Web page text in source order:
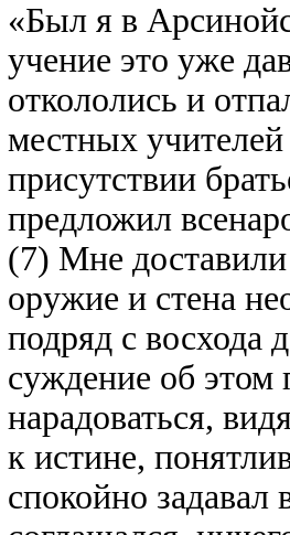
«Был я в
учение это уже
откололись и
местных учителей
присутствии
предложил
(7) Мне
оружие и стена
подряд с восхода
суждение об
нарадоваться,
к истине,
спокойно